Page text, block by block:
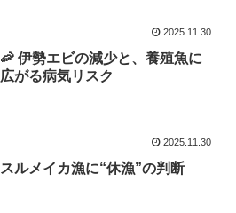
2025.11.30
🦐 伊勢エビの減少と、養殖魚に
広がる病気リスク
2025.11.30
スルメイカ漁に“休漁”の判断